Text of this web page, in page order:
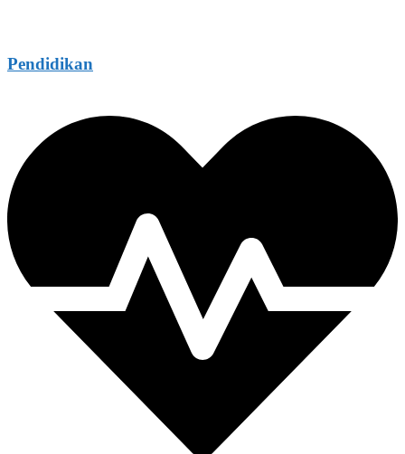
Pendidikan